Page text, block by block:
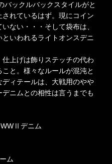
バックルバックスタイルがと
れているはず。現にコイン
ない・・・そして袋布は、
いわれるライトオンスデニ
上げは飾りステッチの代わ
と。様々なルールが混沌と
ィテールは、大戦用のやや
ニムとの相性は言うまでも
デニム
ム